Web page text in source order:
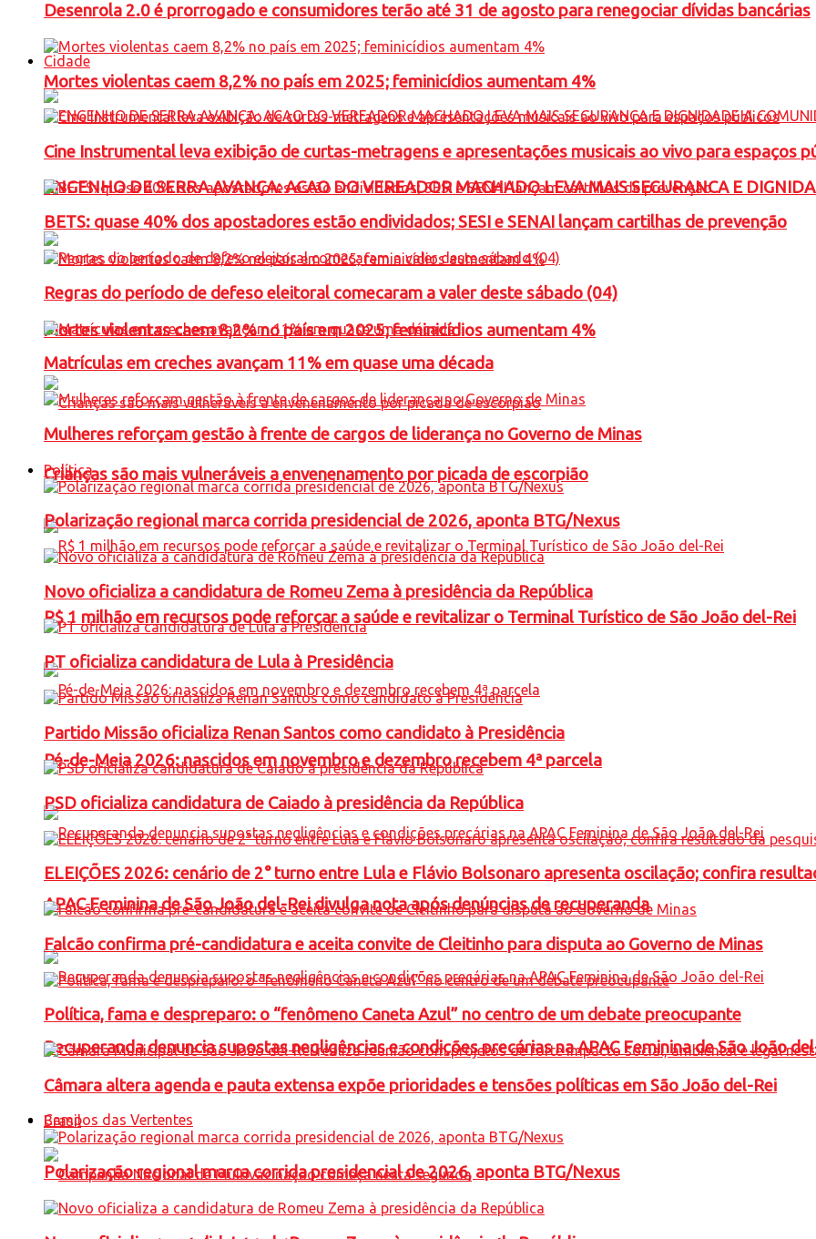
Cidade
ENGENHO DE SERRA AVANÇA: ACAO DO VEREADOR MACHADO LEVA MAIS SEGURANCA E
Mortes violentas caem 8,2% no país em 2025; feminicídios aumentam 4%
Crianças são mais vulneráveis a envenenamento por picada de escorpião
R$ 1 milhão em recursos pode reforçar a saúde e revitalizar o Terminal Turístico de São João del-Rei
Pé-de-Meia 2026: nascidos em novembro e dezembro recebem 4ª parcela
APAC Feminina de São João del-Rei divulga nota após denúncias de recuperanda
Recuperanda denuncia supostas negligências e condições precárias na APAC Feminina de São João
Campos das Vertentes
Desenrola 2.0 é prorrogado e consumidores terão até 31 de agosto para renegociar dívidas bancárias
Mortes violentas caem 8,2% no país em 2025; feminicídios aumentam 4%
Cine Instrumental leva exibição de curtas-metragens e apresentações musicais ao vivo para espaços
BETS: quase 40% dos apostadores estão endividados; SESI e SENAI lançam cartilhas de prevenção
Regras do período de defeso eleitoral comecaram a valer deste sábado (04)
Matrículas em creches avançam 11% em quase uma década
Mulheres reforçam gestão à frente de cargos de liderança no Governo de Minas
Política
Polarização regional marca corrida presidencial de 2026, aponta BTG/Nexus
Novo oficializa a candidatura de Romeu Zema à presidência da República
PT oficializa candidatura de Lula à Presidência
Partido Missão oficializa Renan Santos como candidato à Presidência
PSD oficializa candidatura de Caiado à presidência da República
ELEIÇÕES 2026: cenário de 2° turno entre Lula e Flávio Bolsonaro apresenta oscilação; confira
Falcão confirma pré-candidatura e aceita convite de Cleitinho para disputa ao Governo de Minas
Política, fama e despreparo: o “fenômeno Caneta Azul” no centro de um debate preocupante
Câmara altera agenda e pauta extensa expõe prioridades e tensões políticas em São João del-Rei
Brasil
Polarização regional marca corrida presidencial de 2026, aponta BTG/Nexus